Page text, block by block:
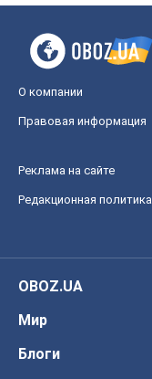
О компании
Правовая информация
Реклама на сайте
Редакционная политика
OBOZ.UA
Мир
Блоги